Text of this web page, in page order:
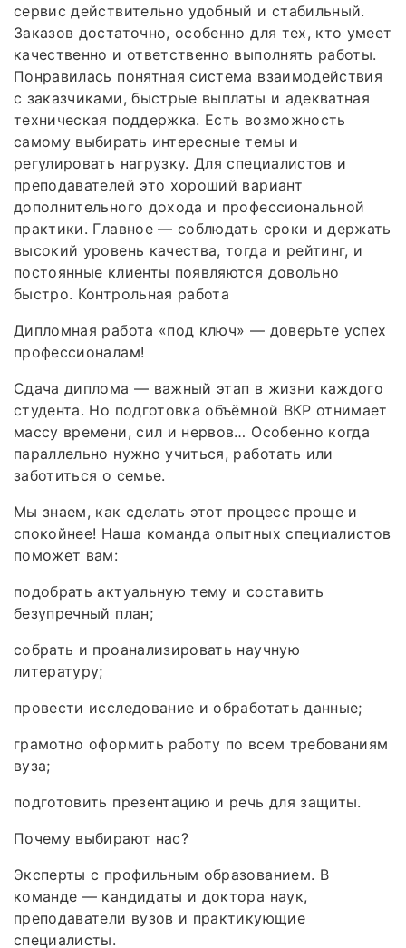
сервис действительно удобный и стабильный.
Заказов достаточно, особенно для тех, кто умеет
качественно и ответственно выполнять работы.
Понравилась понятная система взаимодействия
с заказчиками, быстрые выплаты и адекватная
техническая поддержка. Есть возможность
самому выбирать интересные темы и
регулировать нагрузку. Для специалистов и
преподавателей это хороший вариант
дополнительного дохода и профессиональной
практики. Главное — соблюдать сроки и держать
высокий уровень качества, тогда и рейтинг, и
постоянные клиенты появляются довольно
быстро. Контрольная работа
Дипломная работа «под ключ» — доверьте успех
профессионалам!
Сдача диплома — важный этап в жизни каждого
студента. Но подготовка объёмной ВКР отнимает
массу времени, сил и нервов… Особенно когда
параллельно нужно учиться, работать или
заботиться о семье.
Мы знаем, как сделать этот процесс проще и
спокойнее! Наша команда опытных специалистов
поможет вам:
подобрать актуальную тему и составить
безупречный план;
собрать и проанализировать научную
литературу;
провести исследование и обработать данные;
грамотно оформить работу по всем требованиям
вуза;
подготовить презентацию и речь для защиты.
Почему выбирают нас?
Эксперты с профильным образованием. В
команде — кандидаты и доктора наук,
преподаватели вузов и практикующие
специалисты.